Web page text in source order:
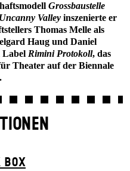
Grossbaustelle
Valley inszenierte er
Thomas Melle als
Haug und Daniel
Label Rimini Protokoll, das
Theater auf der Biennale
BOX